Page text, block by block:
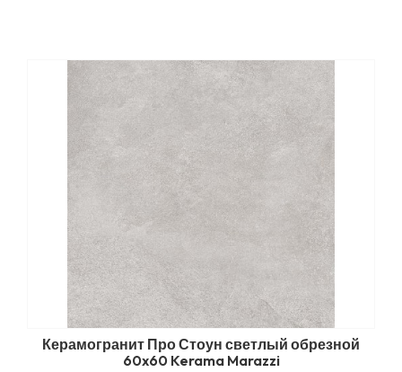
Керамогранит Про Стоун светлый обрезной
60x60 Kerama Marazzi